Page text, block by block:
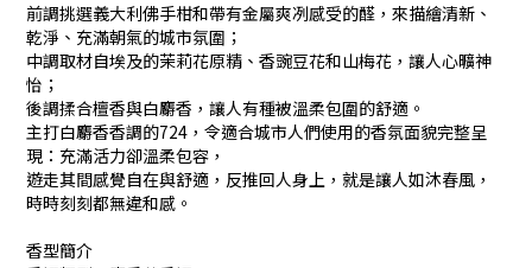
前調挑選義大利佛手柑和帶有金屬爽冽感受的醛，來描繪清新、
乾淨、充滿朝氣的城市氛圍；
中調取材自埃及的茉莉花原精、香豌豆花和山梅花，讓人心曠神
怡；
後調揉合檀香與白麝香，讓人有種被溫柔包圍的舒適。
主打白麝香香調的724，令適合城市人們使用的香氛面貌完整呈
現：充滿活力卻溫柔包容，
遊走其間感覺自在與舒適，反推回人身上，就是讓人如沐春風，
時時刻刻都無違和感。
香型簡介